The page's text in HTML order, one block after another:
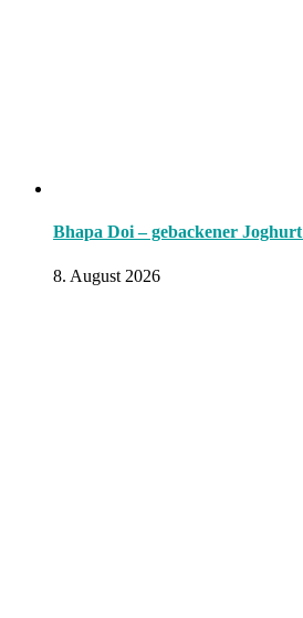
Bhapa Doi – gebackener
8. August 2026